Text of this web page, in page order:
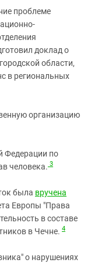
проблеме
доклад о
области,
в региональных
организацию
Федерации по
человека. 3
была вручена
Европы "Права
в составе
в Чечне. 4
о нарушениях